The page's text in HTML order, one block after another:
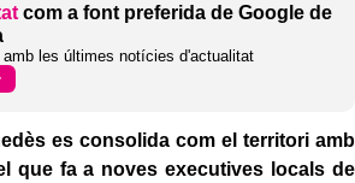
com a font preferida de Google de
les últimes notícies d'actualitat
es consolida com el territori amb
que fa a noves executives locals de